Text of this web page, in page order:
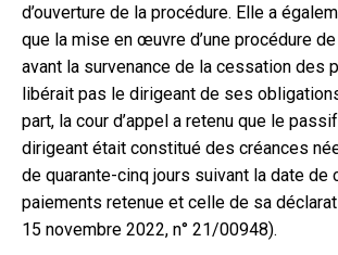
d’ouverture de la procédure. Elle a
que la mise en œuvre d’une procédure
avant la survenance de la cessation des
libérait pas le dirigeant de ses
part, la cour d’appel a retenu que le
dirigeant était constitué des créances
de quarante-cinq jours suivant la date de
paiements retenue et celle de sa
15 novembre 2022, n° 21/00948).